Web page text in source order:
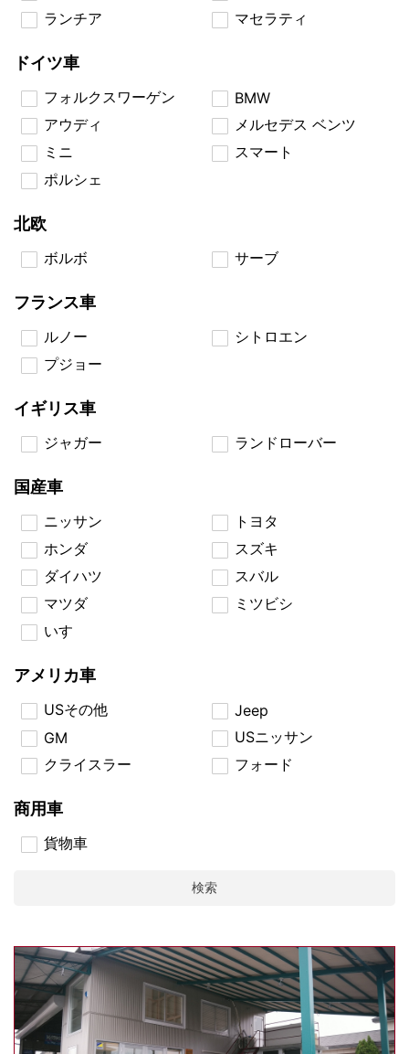
ランチア
マセラティ
ドイツ車
フォルクスワーゲン
BMW
アウディ
メルセデス ベンツ
ミニ
スマート
ポルシェ
北欧
ボルボ サーブ
フランス車
ルノー
シトロエン
プジョー
イギリス車
ジャガー ランドローバー
国産車
ニッサン
トヨタ
ホンダ
スズキ
ダイハツ
スバル
マツダ
ミツビシ
いすゞ
アメリカ車
USその他
Jeep
GM
USニッサン
クライスラー
フォード
商用車
貨物車
検索